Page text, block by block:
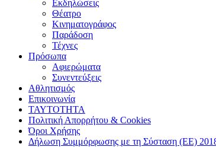
Εκδηλώσεις
Θέατρο
Κινηματογράφος
Παράδοση
Τέχνες
Πρόσωπα
Αφιερώματα
Συνεντεύξεις
Αθλητισμός
Επικοινωνία
ΤΑΥΤΟΤΗΤΑ
Πολιτική Απορρήτου & Cookies
Όροι Χρήσης
Δήλωση Συμμόρφωσης με τη Σύσταση (ΕΕ)